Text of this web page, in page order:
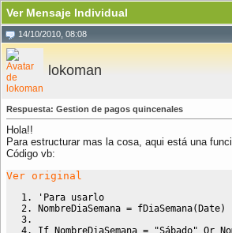
Ver Mensaje Individual
14/10/2010, 08:08
lokoman
Respuesta: Gestion de pagos quincenales
Hola!!
Para estructurar mas la cosa, aqui está una
Código vb:
Ver original
'Para usarlo
NombreDiaSemana = fDiaSemana( Date)